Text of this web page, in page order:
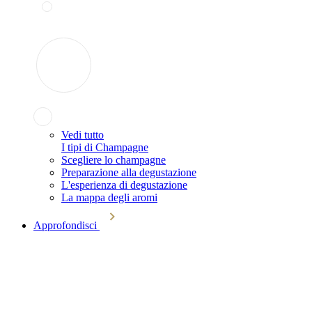
Vedi tutto
I tipi di Champagne
Scegliere lo champagne
Preparazione alla degustazione
L'esperienza di degustazione
La mappa degli aromi
Approfondisci